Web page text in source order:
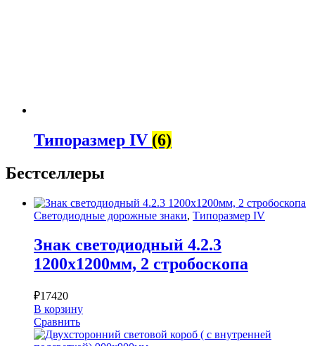
Типоразмер IV (6)
Бестселлеры
Светодиодные дорожные знаки, Типоразмер IV
Знак светодиодный 4.2.3
1200х1200мм, 2 стробоскопа
₽17420
В корзину
Сравнить